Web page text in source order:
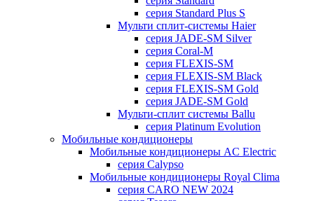
серия Standard Plus S
Мульти сплит-системы Haier
серия JADE-SM Silver
серия Coral-M
серия FLEXIS-SM
серия FLEXIS-SM Black
серия FLEXIS-SM Gold
серия JADE-SM Gold
Мульти-сплит системы Ballu
серия Platinum Evolution
Мобильные кондиционеры
Мобильные кондиционеры AC Electric
серия Calypso
Мобильные кондиционеры Royal Clima
серия CARO NEW 2024